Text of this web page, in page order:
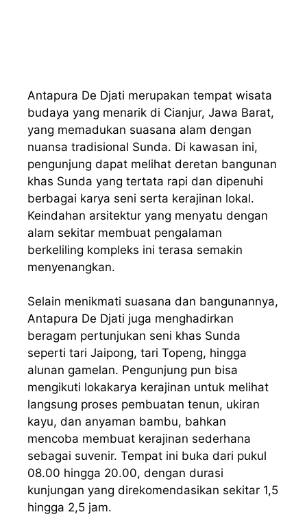
Antapura De Djati merupakan tempat wisata
budaya yang menarik di Cianjur, Jawa Barat,
yang memadukan suasana alam dengan
nuansa tradisional Sunda. Di kawasan ini,
pengunjung dapat melihat deretan bangunan
khas Sunda yang tertata rapi dan dipenuhi
berbagai karya seni serta kerajinan lokal.
Keindahan arsitektur yang menyatu dengan
alam sekitar membuat pengalaman
berkeliling kompleks ini terasa semakin
menyenangkan.
Selain menikmati suasana dan bangunannya,
Antapura De Djati juga menghadirkan
beragam pertunjukan seni khas Sunda
seperti tari Jaipong, tari Topeng, hingga
alunan gamelan. Pengunjung pun bisa
mengikuti lokakarya kerajinan untuk melihat
langsung proses pembuatan tenun, ukiran
kayu, dan anyaman bambu, bahkan
mencoba membuat kerajinan sederhana
sebagai suvenir. Tempat ini buka dari pukul
08.00 hingga 20.00, dengan durasi
kunjungan yang direkomendasikan sekitar 1,5
hingga 2,5 jam.